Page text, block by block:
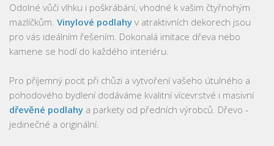
Odolné vůči vlhku i poškrábání, vhodné k vašim čtyřnohým
mazlíčkům. Vinylové podlahy v atraktivních dekorech jsou
pro vás ideálním řešením. Dokonalá imitace dřeva nebo
kamene se hodí do každého interiéru.
Pro příjemný pocit při chůzi a vytvoření vašeho útulného a
pohodového bydlení dodáváme kvalitní vícevrstvé i masivní
dřevěné podlahy a parkety od předních výrobců. Dřevo -
jedinečné a originální.